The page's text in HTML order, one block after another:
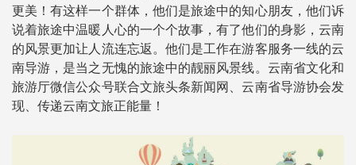
更美！有这样一个群体，他们是旅途中的知心朋友，他们诉
说着旅途中温暖人心的一个个故事，有了他们的身影，云南
的风景更加让人流连忘返。他们是工作在游客服务一线的云
南导游，是当之无愧的旅途中的靓丽风景线。云南省文化和
旅游厅微信公众号联合文旅头条新闻网、云南省导游协会发
现、传递云南文旅正能量！